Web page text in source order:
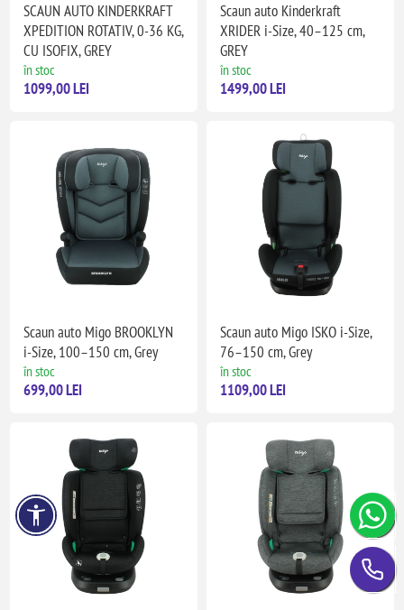
SCAUN AUTO KINDERKRAFT
XPEDITION ROTATIV, 0-36 KG,
CU ISOFIX, GREY
în stoc
1099,00 LEI
Scaun auto Kinderkraft
XRIDER i-Size, 40–125 cm,
GREY
în stoc
1499,00 LEI
Scaun auto Migo BROOKLYN
i-Size, 100–150 cm, Grey
în stoc
699,00 LEI
Scaun auto Migo ISKO i-Size,
76–150 cm, Grey
în stoc
1109,00 LEI